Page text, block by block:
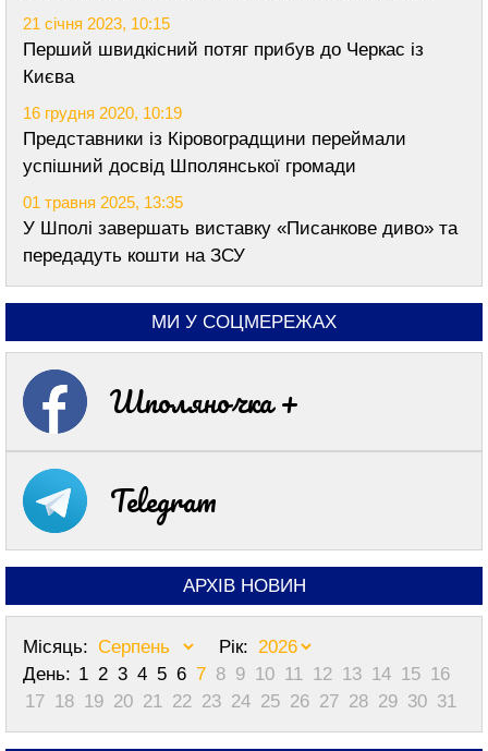
21 січня 2023, 10:15
Перший швидкісний потяг прибув до Черкас із
Києва
16 грудня 2020, 10:19
Представники із Кіровоградщини переймали
успішний досвід Шполянської громади
01 травня 2025, 13:35
У Шполі завершать виставку «Писанкове диво» та
передадуть кошти на ЗСУ
МИ У СОЦМЕРЕЖАХ
Шполяночка +
Telegram
АРХІВ НОВИН
Місяць:
Рік:
День: 1 2 3 4 5 6 7 8 9 10 11 12 13 14 15 16
17 18 19 20 21 22 23 24 25 26 27 28 29 30 31